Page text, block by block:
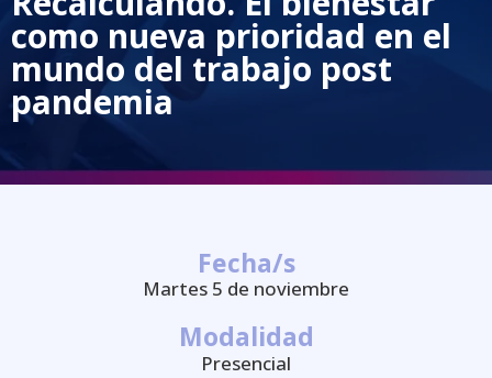
como nueva prioridad en el
mundo del trabajo post
pandemia
Fecha/s
Martes 5 de noviembre
Modalidad
Presencial